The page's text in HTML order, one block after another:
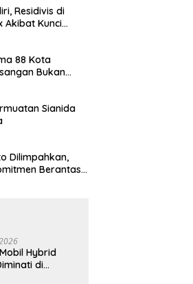
Residivis di
Akibat Kunci
88 Kota
Bukan
Sianida
Dilimpahkan,
Berantas
Hybrid
di